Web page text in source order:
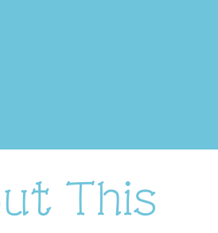
This